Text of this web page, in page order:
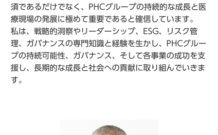
須であるだけでなく、PHCグループの持続的な成長と医
療現場の発展に極めて重要であると確信しています。
私は、戦略的洞察やリーダーシップ、ESG、リスク管
理、ガバナンスの専門知識と経験を生かし、PHCグルー
プの持続可能性、ガバナンス、そして各事業の成功を支
援し、長期的な成長と社会への貢献に取り組んでいきま
す。